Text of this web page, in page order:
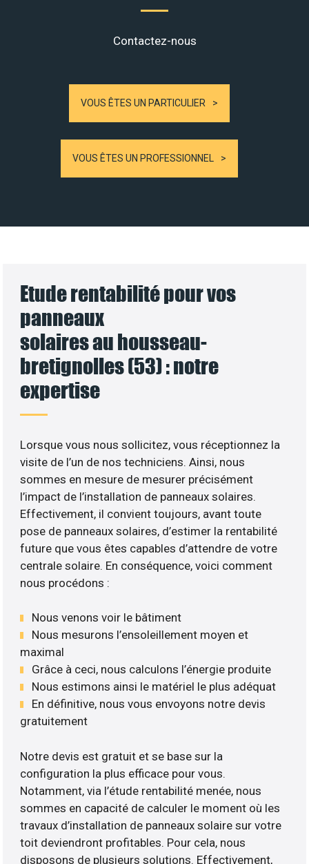
Contactez-nous
VOUS ÊTES UN PARTICULIER
VOUS ÊTES UN PROFESSIONNEL
Etude rentabilité pour vos
panneaux
solaires au housseau-
bretignolles (53) : notre
expertise
Lorsque vous nous sollicitez, vous réceptionnez la
visite de l’un de nos techniciens. Ainsi, nous
sommes en mesure de mesurer précisément
l’impact de l’installation de panneaux solaires.
Effectivement, il convient toujours, avant toute
pose de panneaux solaires, d’estimer la rentabilité
future que vous êtes capables d’attendre de votre
centrale solaire. En conséquence, voici comment
nous procédons :
Nous venons voir le bâtiment
Nous mesurons l’ensoleillement moyen et
maximal
Grâce à ceci, nous calculons l’énergie produite
Nous estimons ainsi le matériel le plus adéquat
En définitive, nous vous envoyons notre devis
gratuitement
Notre devis est gratuit et se base sur la
configuration la plus efficace pour vous.
Notamment, via l’étude rentabilité menée, nous
sommes en capacité de calculer le moment où les
travaux d’installation de panneaux solaire sur votre
toit deviendront profitables. Pour cela, nous
disposons de plusieurs solutions. Effectivement,